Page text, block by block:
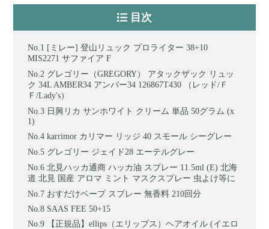
目次
[ミレー] 登山リュック プロライター 38+10
MIS2271 サファイア F
グレゴリー（GREGORY） アタックザック リュッ
ク 34L AMBER34 アンバー34 126867T430 （レッド/Ｆ
Ｆ/Lady's）
日興リカ サンホワイト クリーム 単品 50グラム (x
1)
karrimor カリマー リッジ 40 スモール シーグレー
グレゴリー ジェイド28 エーテルグレー
北見ハッカ通商 ハッカ油 スプレー 11.5ml (E) 北海
道 北見 国産 アロマ ミント マスクスプレー 虫よけ等に
おすだけベープ スプレー 無香料 210回分
SAAS FEE 50+15
【正規品】ellips（エリップス）ヘアオイル (イエロ